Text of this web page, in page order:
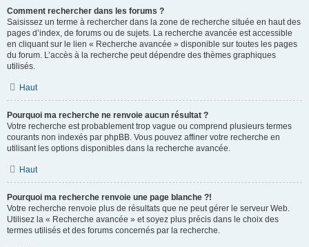
Comment rechercher dans les forums ?
Saisissez un terme à rechercher dans la zone de recherche située en haut des
pages d’index, de forums ou de sujets. La recherche avancée est accessible
en cliquant sur le lien « Recherche avancée » disponible sur toutes les pages
du forum. L’accès à la recherche peut dépendre des thèmes graphiques
utilisés.
Haut
Pourquoi ma recherche ne renvoie aucun résultat ?
Votre recherche est probablement trop vague ou comprend plusieurs termes
courants non indexés par phpBB. Vous pouvez affiner votre recherche en
utilisant les options disponibles dans la recherche avancée.
Haut
Pourquoi ma recherche renvoie une page blanche ?!
Votre recherche renvoie plus de résultats que ne peut gérer le serveur Web.
Utilisez la « Recherche avancée » et soyez plus précis dans le choix des
termes utilisés et des forums concernés par la recherche.